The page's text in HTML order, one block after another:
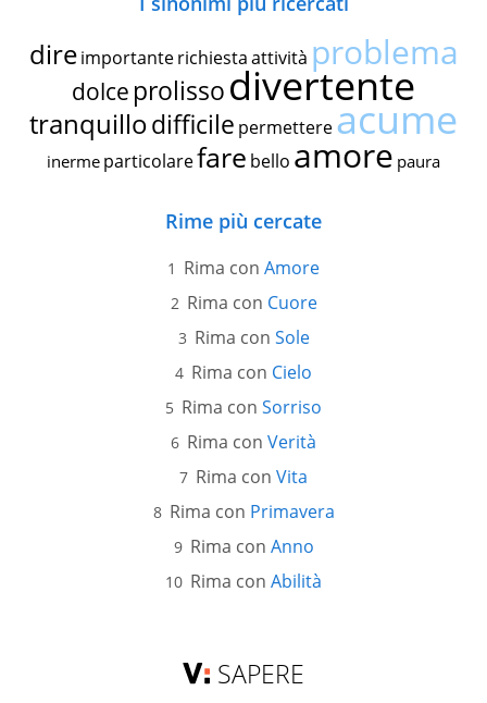
dire importante richiestaattività problema
dolce prolissodivertente
tranquillodifficile permettereacume
inerme particolarefare bello amore paura
Rime più cercate
Rima con Amore
Rima con Cuore
Rima con Sole
Rima con Cielo
Rima con Sorriso
Rima con Verità
Rima con Vita
Rima con Primavera
Rima con Anno
Rima con Abilità
SAPERE